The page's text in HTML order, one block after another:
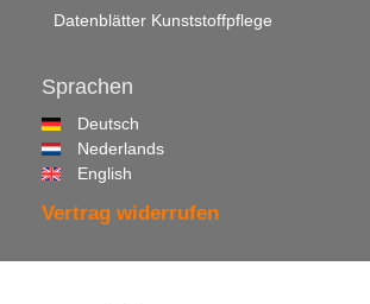
Datenblätter Kunststoffpflege
Sprachen
Deutsch
Nederlands
English
Vertrag widerrufen